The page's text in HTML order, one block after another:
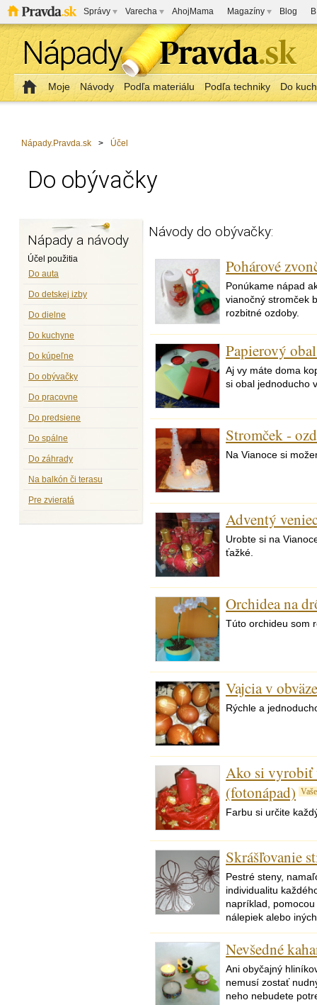
Správy Varecha AhojMama Magazíny Blog
Moje Návody Podľa materiálu Podľa techniky Do
Nápady.Pravda.sk > Účel
Do obývačky
Nápady a návody
Účel použitia
Do auta
Do detskej izby
Do dielne
Do kuchyne
Do kúpeľne
Do obývačky
Do pracovne
Do predsiene
Do spálne
Do záhrady
Na balkón či terasu
Pre zvieratá
Návody do obývačky:
Pohárové
Ponúkame nápad
vianočný stromček
rozbitné ozdoby.
Papierový
Aj vy máte doma
si obal jednoducho
Stromček -
Na Vianoce si
Adventý
Urobte si na
ťažké.
Orchidea na
Túto orchideu som
Vajcia v
Rýchle a
Ako si vyrobiť
(fotonápad)
Vaše
Farbu si určite
Skrášľovanie
Pestré steny,
individualitu
napríklad,
nálepiek alebo
Nevšedné
Ani obyčajný
nemusí zostať
neho nebudete